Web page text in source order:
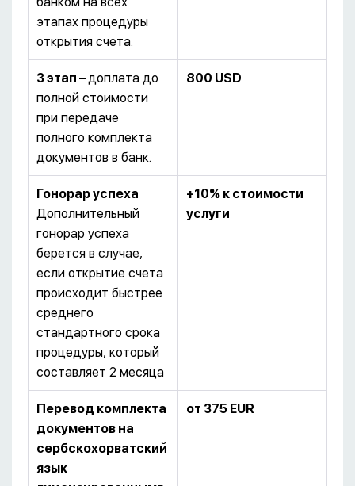
этапах процедуры
открытия счета.
3 этап –доплата до
полной стоимости
при передаче
полного комплекта
документов в банк.
800 USD
Гонорар успеха
Дополнительный
гонорар успеха
берется в случае,
если открытие счета
происходит быстрее
среднего
стандартного срока
процедуры, который
составляет 2 месяца
+10% к стоимости
услуги
Перевод комплекта
документов на
сербскохорватский
язык
от 375 EUR